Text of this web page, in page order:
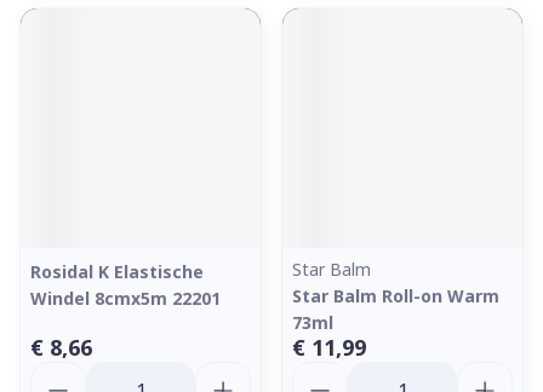
Rosidal K Elastische
Windel 8cmx5m 22201
€ 8,66
Star Balm
Star Balm Roll-on Warm
73ml
€ 11,99